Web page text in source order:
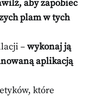
aby zapobiec
plam w tych
– wykonaj ją
aplikacją
które